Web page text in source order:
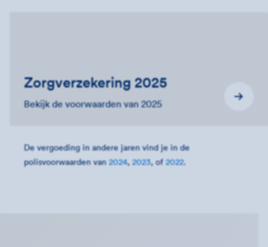
Zorgverzekering 2025
Bekijk de voorwaarden van 2025
De vergoeding in andere jaren vind je in de
polisvoorwaarden van2024,2023, of2022.